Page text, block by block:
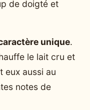
de doigté et
unique.
le lait cru et
eux aussi au
notes de